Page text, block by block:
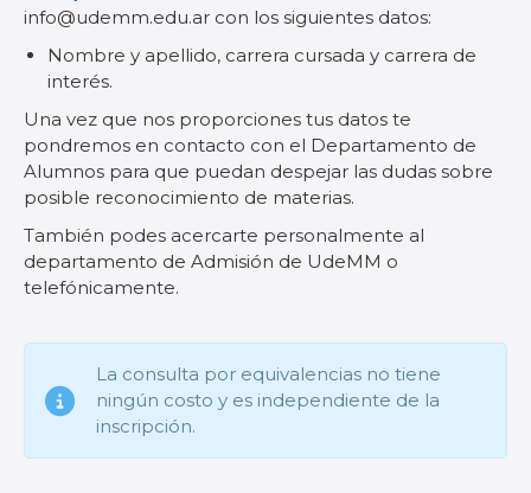
info@udemm.edu.ar con los siguientes datos:
Nombre y apellido, carrera cursada y carrera de
interés.
Una vez que nos proporciones tus datos te
pondremos en contacto con el Departamento de
Alumnos para que puedan despejar las dudas sobre
posible reconocimiento de materias.
También podes acercarte personalmente al
departamento de Admisión de UdeMM o
telefónicamente.
La consulta por equivalencias no tiene
ningún costo y es independiente de la
inscripción.